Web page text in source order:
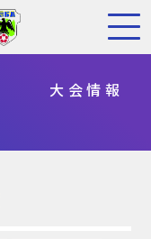
大会情報